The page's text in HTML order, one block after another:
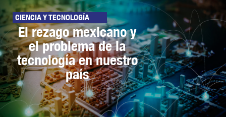
CIENCIA Y TECNOLOGÍA
El rezago mexicano y
el problema de la
tecnología en nuestro
país